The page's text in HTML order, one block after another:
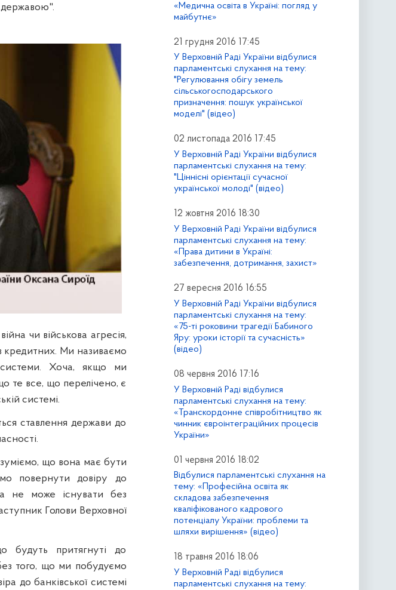
державою".
чи військова агресія,
кредитних. Ми називаємо
системи. Хоча, якщо ми
те все, що перелічено, є
системі.
ставлення держави до
що вона має бути
повернути довіру до
не може існувати без
Голови Верховної
будуть притягнуті до
без того, що ми побудуємо
до банківської системі
«Медична освіта в Україні: погляд у
майбутнє»
21 грудня 2016 17:45
У Верховній Раді України відбулися
парламентські слухання на тему:
"Регулювання обігу земель
сільськогосподарського
призначення: пошук української
моделі" (відео)
02 листопада 2016 17:45
У Верховній Раді України відбулися
парламентські слухання на тему:
"Ціннісні орієнтації сучасної
української молоді" (відео)
12 жовтня 2016 18:30
У Верховній Раді України відбулися
парламентські слухання на тему:
«Права дитини в Україні:
забезпечення, дотримання, захист»
27 вересня 2016 16:55
У Верховній Раді України відбулися
парламентські слухання на тему:
«75-ті роковини трагедії Бабиного
Яру: уроки історії та сучасність»
(відео)
08 червня 2016 17:16
У Верховній Раді відбулися
парламентські слухання на тему:
«Транскордонне співробітництво як
чинник євроінтеграційних процесів
України»
01 червня 2016 18:02
Відбулися парламентські слухання на
тему: «Професійна освіта як
складова забезпечення
кваліфікованого кадрового
потенціалу України: проблеми та
шляхи вирішення» (відео)
18 травня 2016 18:06
У Верховній Раді відбулися
парламентські слухання на тему: